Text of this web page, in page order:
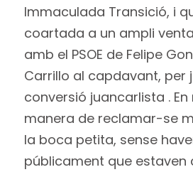
Immaculada Transició, i
coartada a un ampli
amb el PSOE de Felipe
Carrillo al capdavant, per
conversió juancarlista .
manera de reclamar-se
la boca petita, sense
públicament que estaven